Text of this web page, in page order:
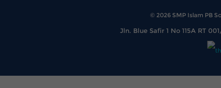
© 2026 SMP Islam PB
Jln. Blue Safir 1 No 115A RT